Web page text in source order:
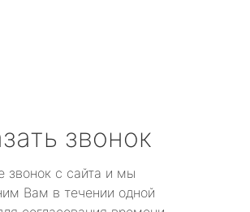
звонок
звонок с сайта и мы
Вам в течении одной